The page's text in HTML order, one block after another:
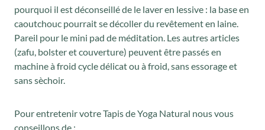
pourquoi il est déconseillé de le laver en lessive : la base en
caoutchouc pourrait se décoller du revêtement en laine.
Pareil pour le mini pad de méditation. Les autres articles
(zafu, bolster et couverture) peuvent être passés en
machine à froid cycle délicat ou à froid, sans essorage et
sans sèchoir.
Pour entretenir votre Tapis de Yoga Natural nous vous
conseillons de :